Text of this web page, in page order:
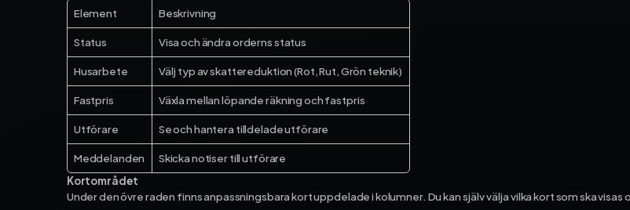
Element
Beskrivning
Status Visa och ändra orderns status
Husarbete Välj typ av skattereduktion (Rot, Rut, Grön teknik)
Fastpris Växla mellan löpande räkning och fastpris
Utförare Se och hantera tilldelade utförare
Meddelanden
Skicka notiser till utförare
Kortområdet
Under den övre raden finns anpassningsbara kort uppdelade i kolumner. Du kan själv välja vilka kort som ska visas